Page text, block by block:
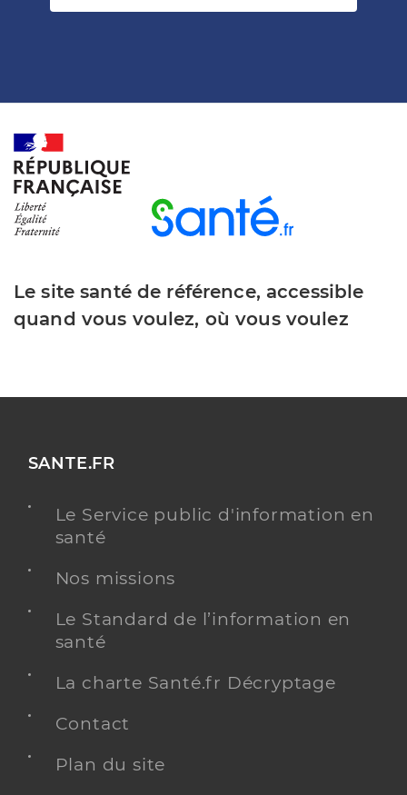
Le site santé de référence, accessible
quand vous voulez, où vous voulez
SANTE.FR
Le Service public d'information en
santé
Nos missions
Le Standard de l’information en
santé
La charte Santé.fr Décryptage
Contact
Plan du site